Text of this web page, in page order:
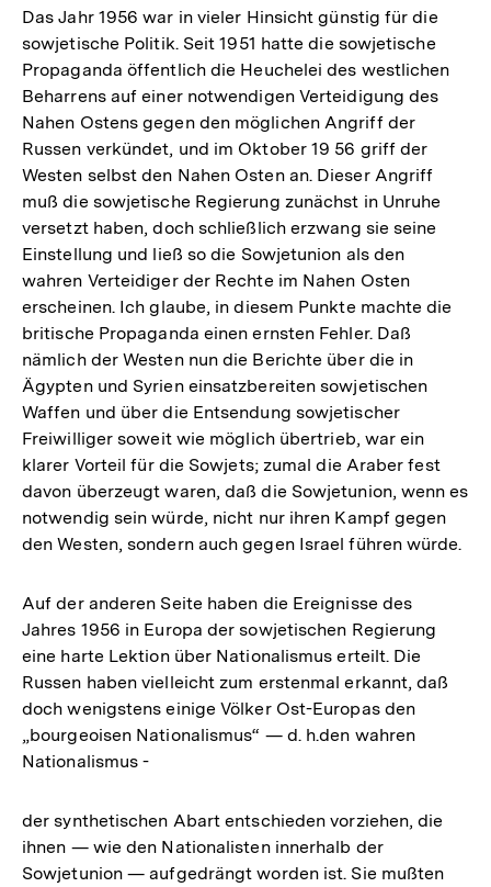
Das Jahr 1956 war in vieler Hinsicht günstig für die
sowjetische Politik. Seit 1951 hatte die sowjetische
Propaganda öffentlich die Heuchelei des westlichen
Beharrens auf einer notwendigen Verteidigung des
Nahen Ostens gegen den möglichen Angriff der
Russen verkündet, und im Oktober 19 56 griff der
Westen selbst den Nahen Osten an. Dieser Angriff
muß die sowjetische Regierung zunächst in Unruhe
versetzt haben, doch schließlich erzwang sie seine
Einstellung und ließ so die Sowjetunion als den
wahren Verteidiger der Rechte im Nahen Osten
erscheinen. Ich glaube, in diesem Punkte machte die
britische Propaganda einen ernsten Fehler. Daß
nämlich der Westen nun die Berichte über die in
Ägypten und Syrien einsatzbereiten sowjetischen
Waffen und über die Entsendung sowjetischer
Freiwilliger soweit wie möglich übertrieb, war ein
klarer Vorteil für die Sowjets; zumal die Araber fest
davon überzeugt waren, daß die Sowjetunion, wenn es
notwendig sein würde, nicht nur ihren Kampf gegen
den Westen, sondern auch gegen Israel führen würde.
Auf der anderen Seite haben die Ereignisse des
Jahres 1956 in Europa der sowjetischen Regierung
eine harte Lektion über Nationalismus erteilt. Die
Russen haben vielleicht zum erstenmal erkannt, daß
doch wenigstens einige Völker Ost-Europas den
„bourgeoisen Nationalismus“ — d. h.den wahren
Nationalismus -
der synthetischen Abart entschieden vorziehen, die
ihnen — wie den Nationalisten innerhalb der
Sowjetunion — aufgedrängt worden ist. Sie mußten